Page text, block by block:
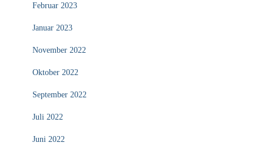
Februar 2023
Januar 2023
November 2022
Oktober 2022
September 2022
Juli 2022
Juni 2022